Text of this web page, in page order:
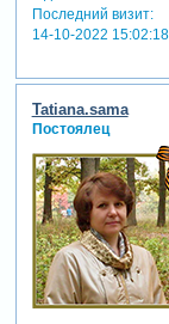
Последний визит:
14-10-2022 15:02:18
Tatiana.sama
Постоялец